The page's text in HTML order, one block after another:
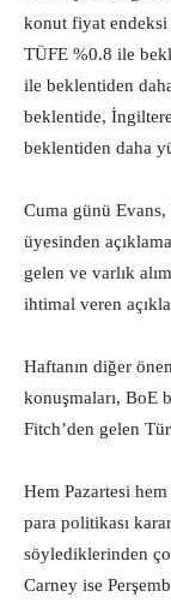
konut fiyat endeksi
TÜFE %0.8 ile
ile beklentiden
beklentide,
beklentiden daha
Cuma günü
üyesinden
gelen ve varlık
ihtimal veren
Haftanın diğer
konuşmaları, BoE
Fitch’den gelen
Hem Pazartesi
para politikası
söylediklerinden
Carney ise